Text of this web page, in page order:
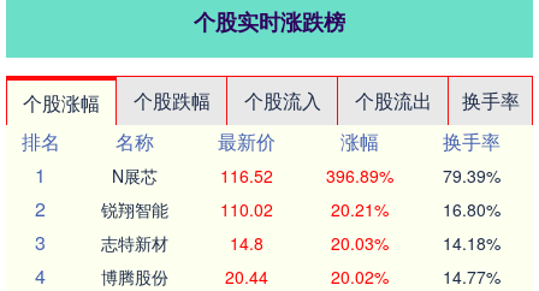
个股实时涨跌榜
个股涨幅 个股跌幅 个股流入 个股流出
换手率
排名
名称 最新价 涨幅
换手率
1
N展芯 116.52 396.89% 79.39%
2 锐翔智能 110.02 20.21% 16.80%
3 志特新材 14.8 20.03% 14.18%
4 博腾股份 20.44 20.02% 14.77%